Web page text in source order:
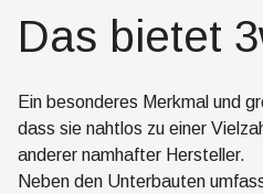
Das bietet
Ein besonderes Merkmal und
dass sie nahtlos zu einer
anderer namhafter Hersteller.
Neben den Unterbauten